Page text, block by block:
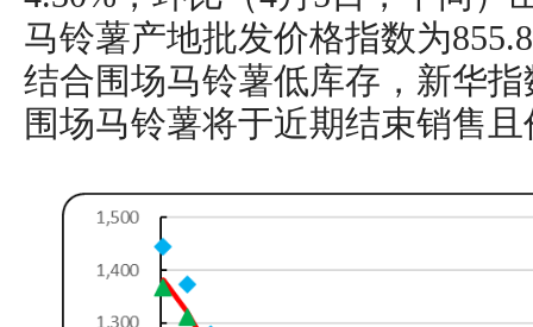
马铃薯产地批发价格指数为
结合围场马铃薯低库存，新华
围场马铃薯将于近期结束销售